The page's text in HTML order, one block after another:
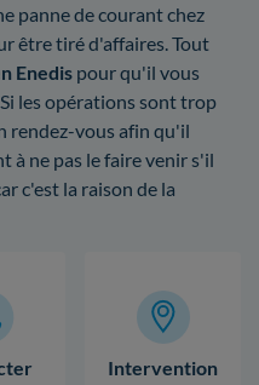
panne de courant chez
être tiré d'affaires. Tout
Enedis pour qu'il vous
les opérations sont trop
rendez-vous afin qu'il
à ne pas le faire venir s'il
c'est la raison de la
Intervention